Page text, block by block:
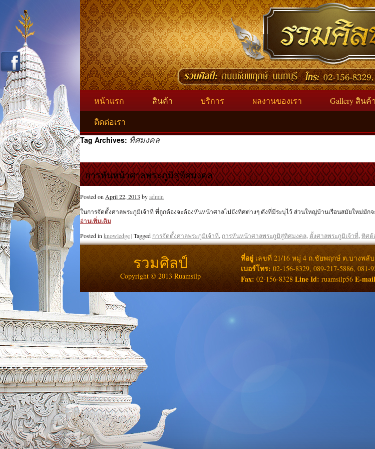
หน้าแรก สินค้า บริการ ผลงานของเรา Gallery สินค้
ติดต่อเรา
Tag Archives: ทิศมงคล
การหันหน้าศาลพระภูมิสู่ทิศมงคล
Posted on April 22, 2013 byadmin
ในการจัดตั้งศาลพระภูมิเจ้าที่ ที่ถูกต้องจะต้องหันหน้าศาลไปยังทิศต่างๆ ดังที่มีระบุไว้ ส่วนใหญ่บ้านเรือนสมัยใหม่มัก
อ่านเพิ่มเติม
Posted in knowledge|Tagged การจัดตั้งศาลพระภูมิเจ้าที่, การหันหน้าศาลพระภูมิสู่ทิศมงคล, ตั้งศาลพระภูมิเจ้าที่, ทิศต้
รวมศิลป์
Copyright © 2013 Ruamsilp
ที่อยู่ เลขที่ 21/16 หมู่ 4 ถ.ชัยพฤกษ์ ต.บางพลั
เบอร์โทร: 02-156-8329, 089-217-5886, 081-
Fax: 02-156-8328 Line Id: ruamsilp56 E-